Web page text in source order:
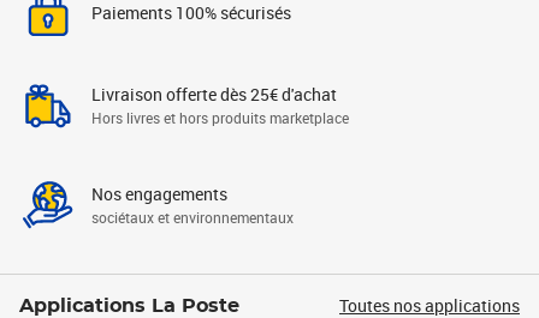
Paiements 100% sécurisés
Livraison offerte dès 25€ d'achat
Hors livres et hors produits marketplace
Nos engagements
sociétaux et environnementaux
Applications La Poste Toutes nos applications